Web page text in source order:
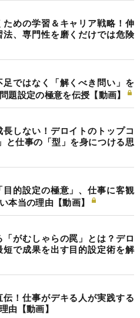
めの学習＆キャリア戦略！伸
、専門性を磨くだけでは危険
ではなく「解くべき問い」を
題設定の極意を伝授【動画】
しない！デロイトのトップコ
と仕事の「型」を身につける思
的設定の極意」、仕事に客観
本当の理由【動画】
がむしゃらの罠」とは？デロ
で成果を出す目的設定術を解
！仕事がデキる人が実践する
由【動画】